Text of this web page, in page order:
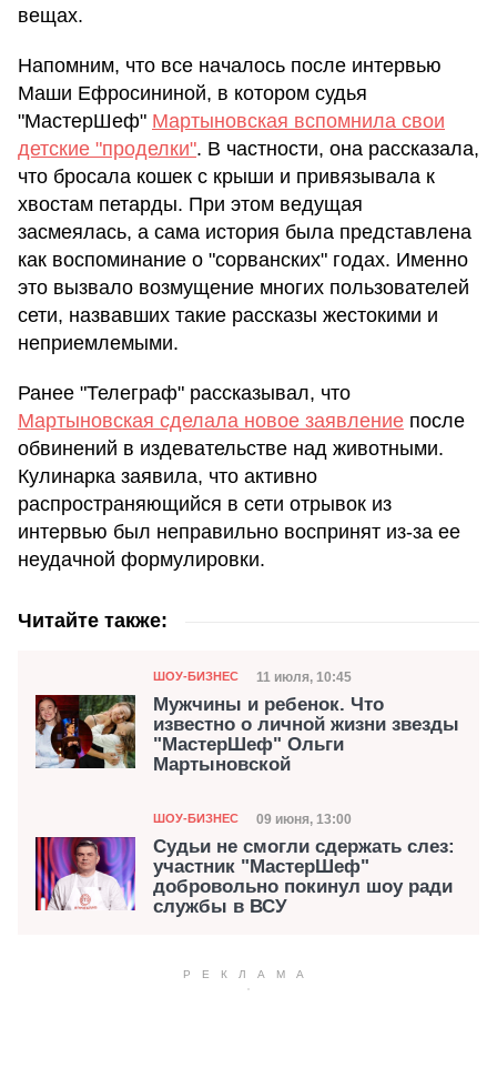
вещах.
Напомним, что все началось после интервью
Маши Ефросининой, в котором судья
"МастерШеф" Мартыновская вспомнила свои
детские "проделки". В частности, она рассказала,
что бросала кошек с крыши и привязывала к
хвостам петарды. При этом ведущая
засмеялась, а сама история была представлена
как воспоминание о "сорванских" годах. Именно
это вызвало возмущение многих пользователей
сети, назвавших такие рассказы жестокими и
неприемлемыми.
Ранее "Телеграф" рассказывал, что
Мартыновская сделала новое заявление после
обвинений в издевательстве над животными.
Кулинарка заявила, что активно
распространяющийся в сети отрывок из
интервью был неправильно воспринят из-за ее
неудачной формулировки.
Читайте также:
Категория
ШОУ-БИЗНЕС Дата публикации
11 июля, 10:45
Мужчины и ребенок. Что
известно о личной жизни звезды
"МастерШеф" Ольги
Мартыновской
Категория
ШОУ-БИЗНЕС Дата публикации
09 июня, 13:00
Судьи не смогли сдержать слез:
участник "МастерШеф"
добровольно покинул шоу ради
службы в ВСУ